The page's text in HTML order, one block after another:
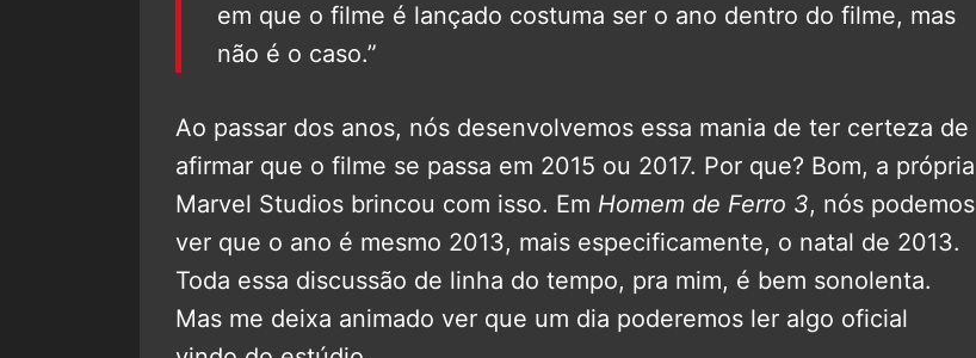
em que o filme é lançado costuma ser o ano dentro do filme, mas
não é o caso.”
Ao passar dos anos, nós desenvolvemos essa mania de ter certeza de
afirmar que o filme se passa em 2015 ou 2017. Por que? Bom, a própria
Marvel Studios brincou com isso. Em Homem de Ferro 3, nós podemos
ver que o ano é mesmo 2013, mais especificamente, o natal de 2013.
Toda essa discussão de linha do tempo, pra mim, é bem sonolenta.
Mas me deixa animado ver que um dia poderemos ler algo oficial